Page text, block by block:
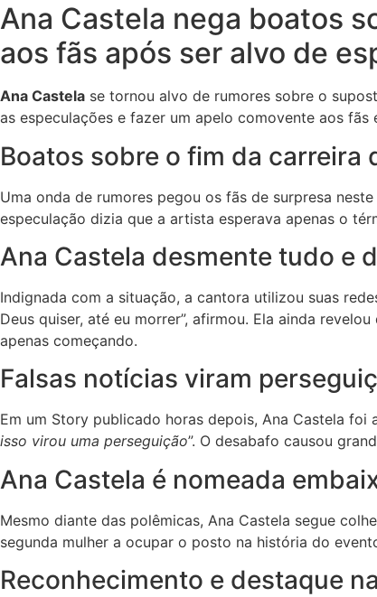
Ana Castela nega boatos
aos fãs após ser alvo de
Ana Castela se tornou alvo de rumores sobre o
as especulações e fazer um apelo comovente aos fãs
Boatos sobre o fim da carreira
Uma onda de rumores pegou os fãs de surpresa
especulação dizia que a artista esperava apenas o
Ana Castela desmente tudo e
Indignada com a situação, a cantora utilizou suas
Deus quiser, até eu morrer”, afirmou. Ela ainda
apenas começando.
Falsas notícias viram
Em um Story publicado horas depois, Ana Castela foi
isso virou uma perseguição”. O desabafo causou
Ana Castela é nomeada
Mesmo diante das polêmicas, Ana Castela segue
segunda mulher a ocupar o posto na história do
Reconhecimento e destaque